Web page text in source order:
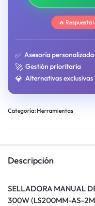
🔥
✅ Asesoría personalizada
🚀 Gestión prioritaria
💎 Alternativas exclusivas
Categoría: Herramientas
Descripción
SELLADORA MANUAL
300W (LS200MM-AS-